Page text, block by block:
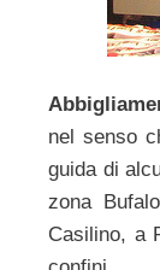
nel senso
guida di
zona
Casilino, a